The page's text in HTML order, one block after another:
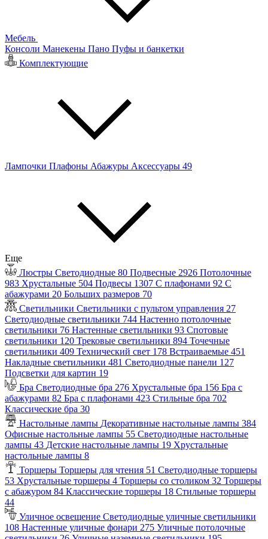
Мебель
Консоли Манекены Пано Пуфы и банкетки
Комплектующие
Лампочки Плафоны Абажуры Аксессуары 49
Еще
Люстры Светодиодные 80 Подвесные 2926 Потолочные
983 Хрустальные 504 Подвесы 1307 С плафонами 92 С
абажурами 20 Больших размеров 70
Светильники Светильники с пультом управления 27
Светодиодные светильники 744 Настенно потолочные
светильники 76 Настенные светильники 93 Спотовые
светильники 120 Трековые светильники 894 Точечные
светильники 409 Технический свет 178 Встраиваемые 451
Накладные светильники 481 Светодиодные панели 127
Подсветки для картин 19
Бра Светодиодные бра 276 Хрустальные бра 156 Бра с
абажурами 82 Бра с плафонами 423 Стильные бра 702
Классические бра 30
Настольные лампы Декоративные настольные лампы 384
Офисные настольные лампы 55 Светодиодные настольные
лампы 43 Детские настольные лампы 19 Хрустальные
настольные лампы 8
Торшеры Торшеры для чтения 51 Светодиодные торшеры
53 Хрустальные торшеры 4 Торшеры со столиком 32 Торшеры
с абажуром 84 Классические торшеры 18 Стильные торшеры
44
Уличное освещение Светодиодные уличные светильники
108 Настенные уличные фонари 275 Уличные потолочные